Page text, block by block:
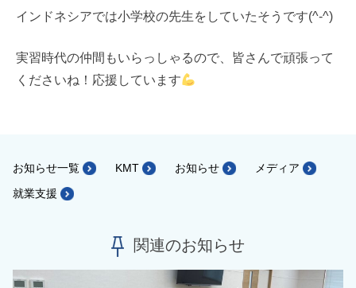
インドネシアでは小学校の先生をしていたそうです(^-^)
実習時代の仲間もいらっしゃるので、皆さんで頑張って
くださいね！応援しています
お知らせ一覧 KMT お知らせ
メディア
就業支援
関連のお知らせ